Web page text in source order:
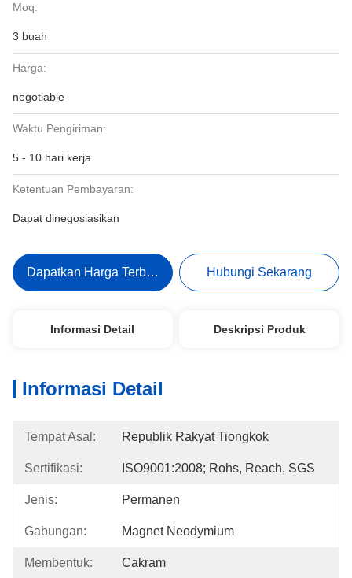
Moq:
3 buah
Harga:
negotiable
Waktu Pengiriman:
5 - 10 hari kerja
Ketentuan Pembayaran:
Dapat dinegosiasikan
Dapatkan Harga Terbaik Hubungi Sekarang
Informasi Detail Deskripsi Produk
Informasi Detail
Tempat Asal: Republik Rakyat Tiongkok
Sertifikasi: ISO9001:2008; Rohs, Reach, SGS
Jenis: Permanen
Gabungan: Magnet Neodymium
Membentuk: Cakram